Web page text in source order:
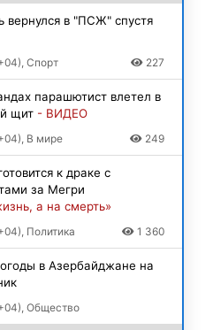
вернулся в "ПСЖ" спустя
Спорт 227
парашютист влетел в
щит - ВИДЕО
В мире 249
к драке с
за Мегри
а на смерть»
Политика 1 360
в Азербайджане на
Общество